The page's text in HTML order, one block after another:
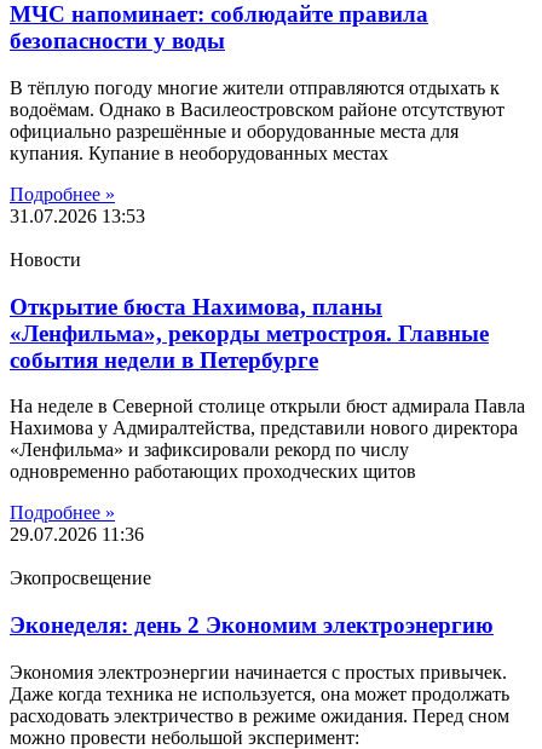
МЧС напоминает: соблюдайте правила
безопасности у воды
В тёплую погоду многие жители отправляются отдыхать к
водоёмам. Однако в Василеостровском районе отсутствуют
официально разрешённые и оборудованные места для
купания. Купание в необорудованных местах
Подробнее »
31.07.2026 13:53
Новости
Открытие бюста Нахимова, планы
«Ленфильма», рекорды метростроя. Главные
события недели в Петербурге
На неделе в Северной столице открыли бюст адмирала Павла
Нахимова у Адмиралтейства, представили нового директора
«Ленфильма» и зафиксировали рекорд по числу
одновременно работающих проходческих щитов
Подробнее »
29.07.2026 11:36
Экопросвещение
Эконеделя: день 2 Экономим электроэнергию
Экономия электроэнергии начинается с простых привычек.
Даже когда техника не используется, она может продолжать
расходовать электричество в режиме ожидания. Перед сном
можно провести небольшой эксперимент: